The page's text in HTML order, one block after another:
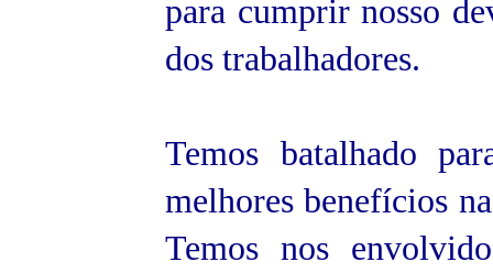
para cumprir nosso
dos trabalhadores.
Temos batalhado
melhores benefícios
Temos nos